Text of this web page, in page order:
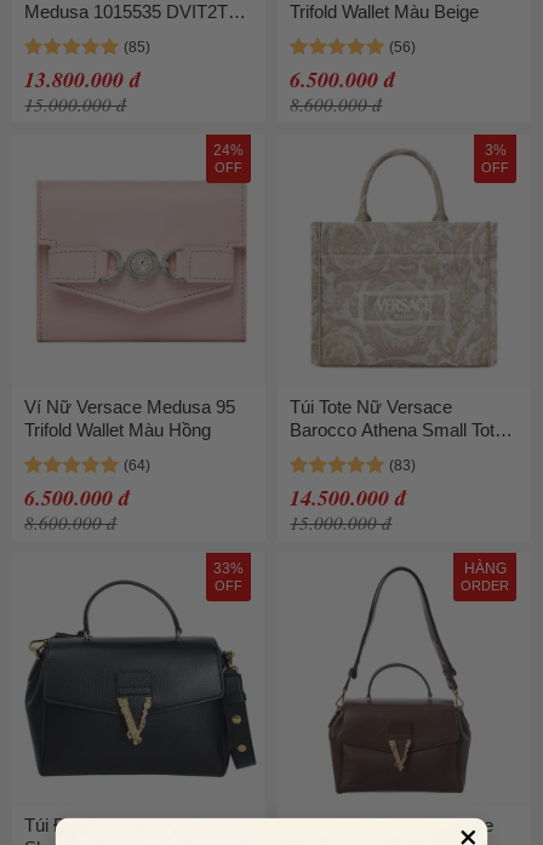
Medusa 1015535 DVIT2T
1B00V Màu Đen
13.800.000 đ
15.000.000 đ
Trifold Wallet Màu Beige
6.500.000 đ
8.600.000 đ
24%
OFF
Ví Nữ Versace Medusa 95
Trifold Wallet Màu Hồng
6.500.000 đ
8.600.000 đ
3%
OFF
Túi Tote Nữ Versace
Barocco Athena Small Tote
Bag Màu Be
14.500.000 đ
15.000.000 đ
33%
OFF
Túi Đeo Chéo Nữ Versace
HÀNG
ORDER
Túi Xách Tay Nữ Versace